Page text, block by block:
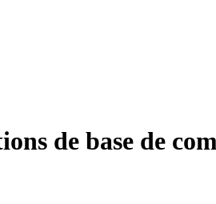
de base de